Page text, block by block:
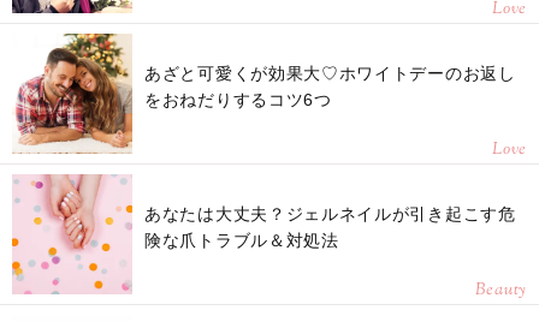
Love
あざと可愛くが効果大♡ホワイトデーのお返し
をおねだりするコツ6つ
Love
あなたは大丈夫？ジェルネイルが引き起こす危
険な爪トラブル＆対処法
Beauty